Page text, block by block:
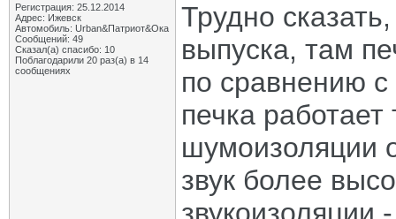
Регистрация: 25.12.2014
Адрес: Ижевск
Автомобиль: Urban&Патриот&Ока
Сообщений: 49
Сказал(а) спасибо: 10
Поблагодарили 20 раз(а) в 14
сообщениях
Трудно
выпуска, там
по сравнению
печка
шумоизоляции
звук более